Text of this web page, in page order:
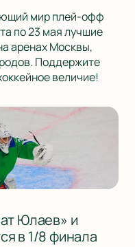
мир плей-офф
по 23 мая лучшие
аренах Москвы,
Поддержите
величие!
Юлаев» и
в 1/8 финала